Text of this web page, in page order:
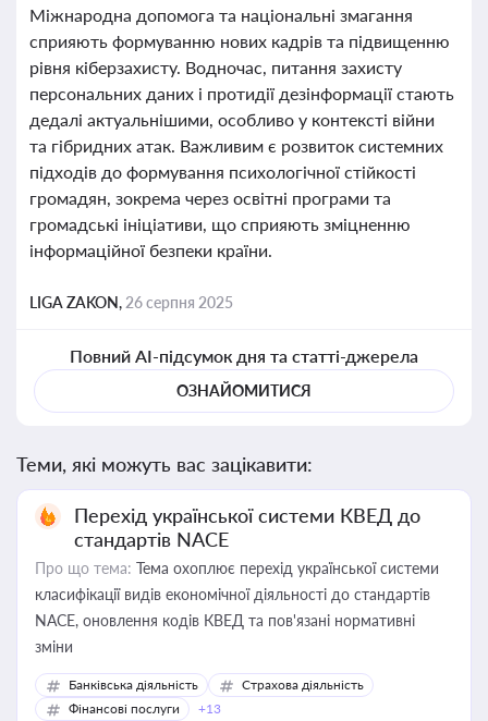
Міжнародна допомога та національні змагання
сприяють формуванню нових кадрів та підвищенню
рівня кіберзахисту. Водночас, питання захисту
персональних даних і протидії дезінформації стають
дедалі актуальнішими, особливо у контексті війни
та гібридних атак. Важливим є розвиток системних
підходів до формування психологічної стійкості
громадян, зокрема через освітні програми та
громадські ініціативи, що сприяють зміцненню
інформаційної безпеки країни.
LIGA ZAKON, 26 серпня 2025
Повний AI-підсумок дня та статті-джерела
ОЗНАЙОМИТИСЯ
Теми, які можуть вас зацікавити:
Перехід української системи КВЕД до
стандартів NACE
Про що тема: Тема охоплює перехід української системи
класифікації видів економічної діяльності до стандартів
NACE, оновлення кодів КВЕД та пов'язані нормативні
зміни
Банківська діяльність
Страхова діяльність
Фінансові послуги
+13